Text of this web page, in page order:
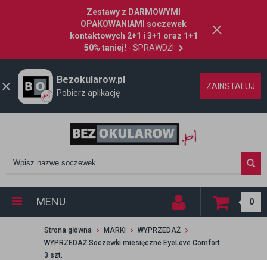
Zestawy z DARMOWYMI
OPAKOWANIAMI soczewek
kontaktowych 2+1 i 3+1 oraz 1+1
50% taniej! - SPRAWDŹ!
Bezokularow.pl
Pobierz aplikację
ZAINSTALUJ
MENU 0
Strona główna MARKI
WYPRZEDAŻ
WYPRZEDAŻ Soczewki miesięczne EyeLove Comfort
3 szt.